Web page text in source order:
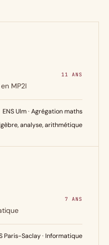
11 ANS
MP2I
ENS Ulm · Agrégation maths
analyse, arithmétique
7 ANS
Paris-Saclay · Informatique